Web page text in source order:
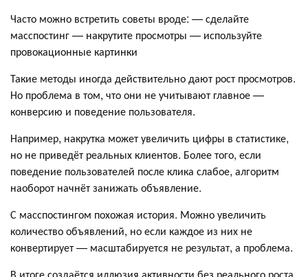
Часто можно встретить советы вроде: — сделайте
масспостинг — накрутите просмотры — используйте
провокационные картинки
Такие методы иногда действительно дают рост просмотров.
Но проблема в том, что они не учитывают главное —
конверсию и поведение пользователя.
Например, накрутка может увеличить цифры в статистике,
но не приведёт реальных клиентов. Более того, если
поведение пользователей после клика слабое, алгоритм
наоборот начнёт занижать объявление.
С масспостингом похожая история. Можно увеличить
количество объявлений, но если каждое из них не
конвертирует — масштабируется не результат, а проблема.
В итоге создаётся иллюзия активности без реального роста